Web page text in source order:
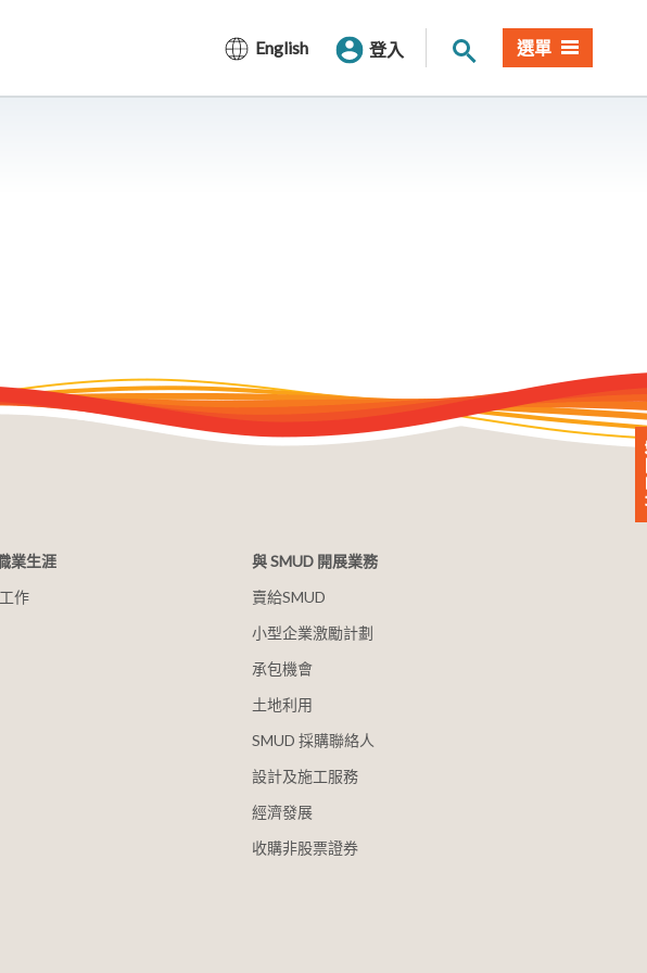
English 登入 站內搜尋選單
業生涯
作
與 SMUD 開展業務
賣給SMUD
小型企業激勵計劃
承包機會
土地利用
SMUD 採購聯絡人
設計及施工服務
經濟發展
收購非股票證券